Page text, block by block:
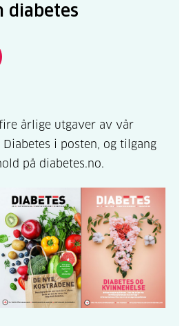
diabetes
årlige utgaver av vår
i posten, og tilgang
på diabetes.no.